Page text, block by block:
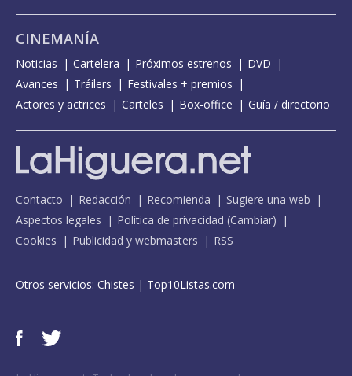
CINEMANÍA
Noticias Cartelera Próximos estrenos
DVD
Avances
Tráilers
Festivales + premios
Actores y actrices
Carteles Box-office Guía / directorio
Contacto Redacción Recomienda
Sugiere una web
Aspectos legales
Política de privacidad (Cambiar)
Cookies
Publicidad y webmasters RSS
Otros servicios: Chistes | Top10Listas.com